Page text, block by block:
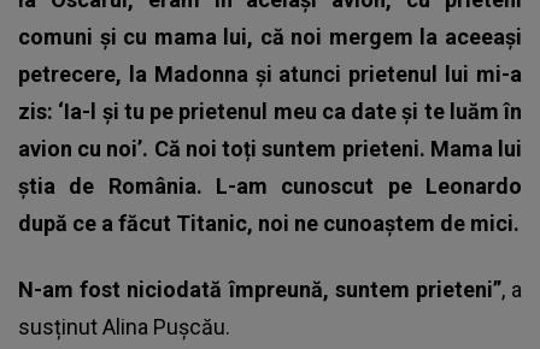
comuni și cu mama lui, că noi mergem la aceeași
petrecere, la Madonna și atunci prietenul lui mi-a
zis: ‘Ia-l și tu pe prietenul meu ca date și te luăm în
avion cu noi’. Că noi toți suntem prieteni. Mama lui
știa de România. L-am cunoscut pe Leonardo
după ce a făcut Titanic, noi ne cunoaștem de mici.
N-am fost niciodată împreună, suntem prieteni”, a
susținut Alina Pușcău.